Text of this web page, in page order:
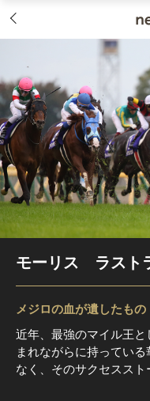
モーリス ラスト
メジロの血が遺したもの
近年、最強のマイル王
まれながらに持ってい
なく、そのサクセスス
香港カップで有終の美